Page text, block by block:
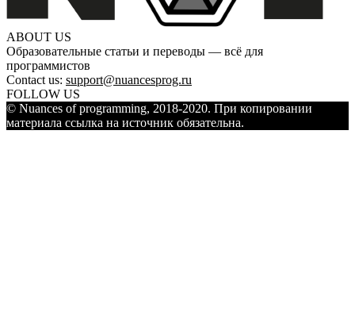
ABOUT US
Образовательные статьи и переводы — всё для
программистов
Contact us: support@nuancesprog.ru
FOLLOW US
© Nuances of programming, 2018-2020. При копировании
материала ссылка на источник обязательна.